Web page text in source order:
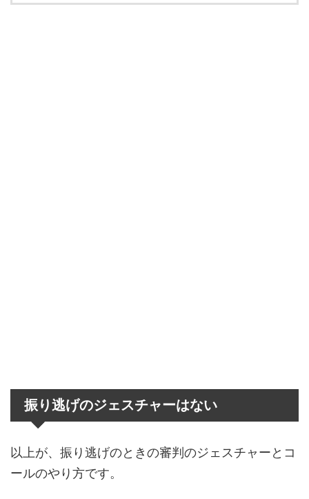
振り逃げのジェスチャーはない
以上が、振り逃げのときの審判のジェスチャーとコ
ールのやり方です。